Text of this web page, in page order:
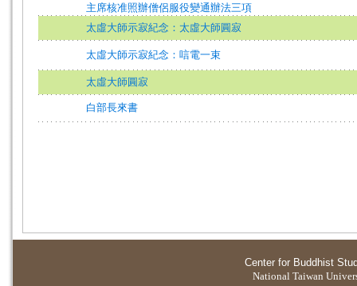
主席核准照辦僧侶服役變通辦法三項
太虛大師示寂紀念：太虛大師圓寂
太虛大師示寂紀念：唁電一束
太虛大師圓寂
白部長來書
Center for Buddhist
National Taiwan